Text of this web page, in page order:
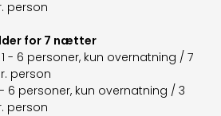
person
for 7 nætter
- 6 personer, kun overnatning / 7
person
6 personer, kun overnatning / 3
person